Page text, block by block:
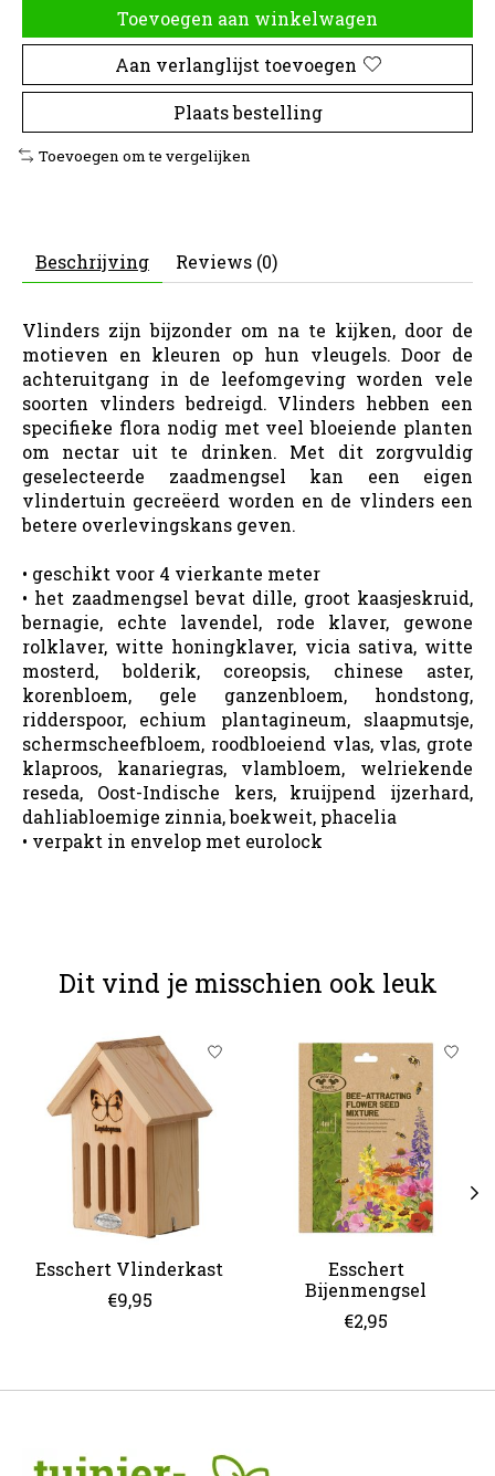
Toevoegen aan winkelwagen
Aan verlanglijst toevoegen
Plaats bestelling
Toevoegen om te vergelijken
Beschrijving Reviews (0)
Vlinders zijn bijzonder om na te kijken, door de
motieven en kleuren op hun vleugels. Door de
achteruitgang in de leefomgeving worden vele
soorten vlinders bedreigd. Vlinders hebben een
specifieke flora nodig met veel bloeiende planten
om nectar uit te drinken. Met dit zorgvuldig
geselecteerde zaadmengsel kan een eigen
vlindertuin gecreëerd worden en de vlinders een
betere overlevingskans geven.
• geschikt voor 4 vierkante meter
• het zaadmengsel bevat dille, groot kaasjeskruid,
bernagie, echte lavendel, rode klaver, gewone
rolklaver, witte honingklaver, vicia sativa, witte
mosterd, bolderik, coreopsis, chinese aster,
korenbloem, gele ganzenbloem, hondstong,
ridderspoor, echium plantagineum, slaapmutsje,
schermscheefbloem, roodbloeiend vlas, vlas, grote
klaproos, kanariegras, vlambloem, welriekende
reseda, Oost-Indische kers, kruijpend ijzerhard,
dahliabloemige zinnia, boekweit, phacelia
• verpakt in envelop met eurolock
Dit vind je misschien ook leuk
Items van productcarrousel
Esschert Vlinderkast
€9,95
Esschert
Bijenmengsel
€2,95